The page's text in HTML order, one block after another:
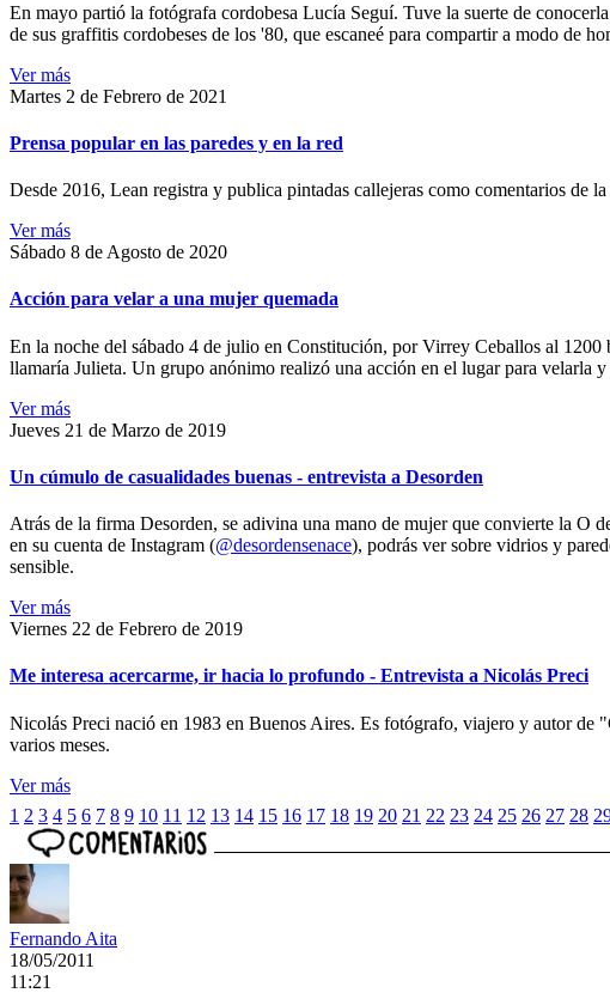
En mayo partió la fotógrafa cordobesa Lucía Seguí. Tuve la suerte de
de sus graffitis cordobeses de los '80, que escaneé para compartir a modo de
Ver más
Martes 2 de Febrero de 2021
Prensa popular en las paredes y en la red
Desde 2016, Lean registra y publica pintadas callejeras como comentarios de
Ver más
Sábado 8 de Agosto de 2020
Acción para velar a una mujer quemada
En la noche del sábado 4 de julio en Constitución, por Virrey Ceballos al
llamaría Julieta. Un grupo anónimo realizó una acción en el lugar para velarla
Ver más
Jueves 21 de Marzo de 2019
Un cúmulo de casualidades buenas - entrevista a Desorden
Atrás de la firma Desorden, se adivina una mano de mujer que convierte la O
en su cuenta de Instagram (@desordensenace), podrás ver sobre vidrios y
sensible.
Ver más
Viernes 22 de Febrero de 2019
Me interesa acercarme, ir hacia lo profundo - Entrevista a Nicolás Preci
Nicolás Preci nació en 1983 en Buenos Aires. Es fotógrafo, viajero y autor de
varios meses.
Ver más
1 2 3 4 5 6 7 8 9 10 11 12 13 14 15 16 17 18 19 20 21 22 23 24 25 26 27 28
Fernando Aita
18/05/2011
11:21